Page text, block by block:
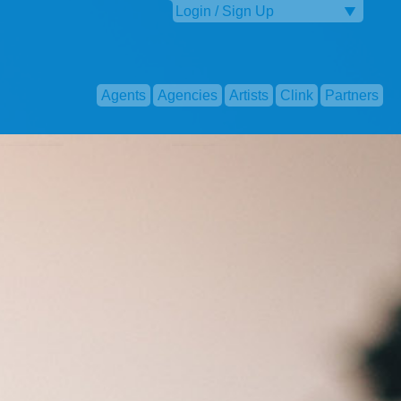
Login / Sign Up
Agents Agencies Artists Clink Partners